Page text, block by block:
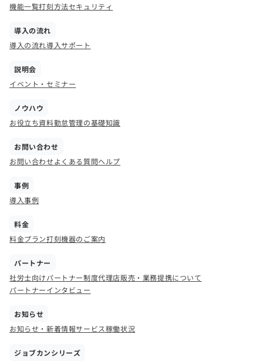
機能一覧打刻方法セキュリティ
導入の流れ
導入の流れ導入サポート
説明会
イベント・セミナー
ノウハウ
お役立ち資料勤怠管理の基礎知識
お問い合わせ
お問い合わせよくある質問ヘルプ
事例
導入事例
料金
料金プラン打刻機器のご案内
パートナー
社労士向けパートナー制度代理店販売・業務提携について
パートナーインタビュー
お知らせ
お知らせ・新着情報サービス稼働状況
ジョブカンシリーズ